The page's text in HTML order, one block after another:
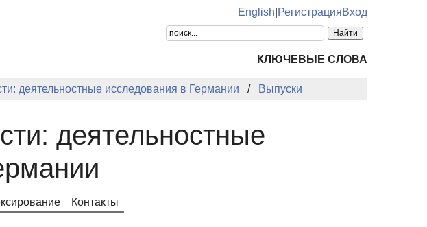
English РегистрацияВход
КЛЮЧЕВЫЕ СЛОВА
деятельностные исследования в Германии Выпуски
деятельностные
Контакты